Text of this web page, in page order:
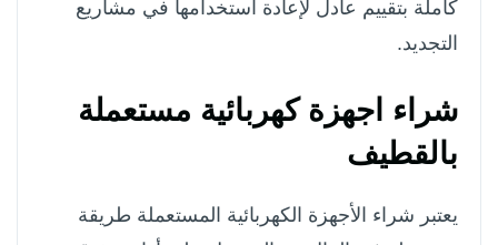
كاملة بتقييم عادل لإعادة استخدامها في مشاريع
التجديد.
شراء اجهزة كهربائية مستعملة
بالقطيف
يعتبر شراء الأجهزة الكهربائية المستعملة طريقة